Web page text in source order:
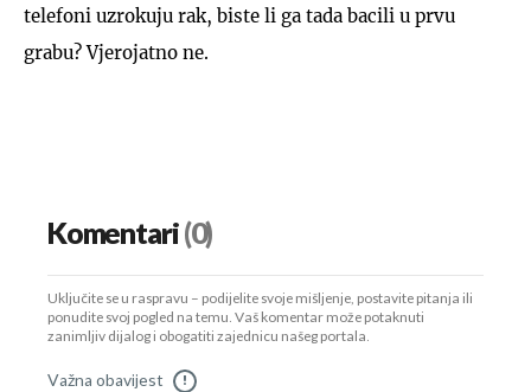
telefoni uzrokuju rak, biste li ga tada bacili u prvu
grabu? Vjerojatno ne.
Komentari(0)
Uključite se u raspravu – podijelite svoje mišljenje, postavite pitanja ili
ponudite svoj pogled na temu. Vaš komentar može potaknuti
zanimljiv dijalog i obogatiti zajednicu našeg portala.
Važna obavijest !